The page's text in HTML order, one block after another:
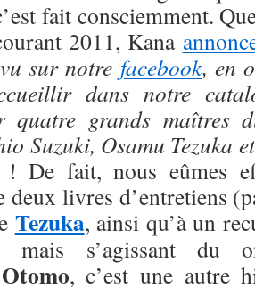
fait consciemment.
2011, Kana
sur notre facebook, en
dans notre
quatre grands maîtres
Suzuki, Osamu Tezuka
De fait, nous eûmes
deux livres d’entretiens
Tezuka, ainsi qu’à un
mais s’agissant du
, c’est une autre